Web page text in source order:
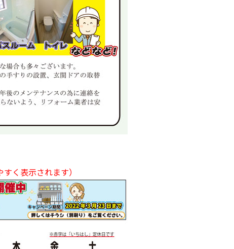
く表示されます）